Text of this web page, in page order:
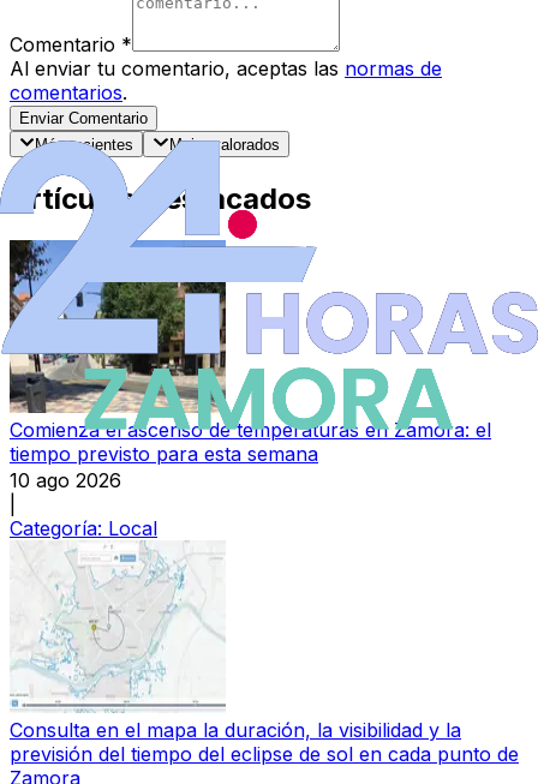
Comentario *
Al enviar tu comentario, aceptas las normas de
comentarios.
Enviar Comentario
Más recientes
Mejor valorados
Artículos Destacados
Comienza el ascenso de temperaturas en Zamora: el
tiempo previsto para esta semana
10 ago 2026
Categoría: Local
Consulta en el mapa la duración, la visibilidad y la
previsión del tiempo del eclipse de sol en cada punto de
Zamora